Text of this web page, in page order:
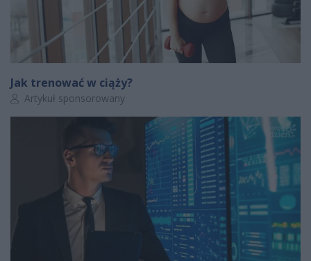
Jak trenować w ciąży?
Autor artykułu:
Artykuł sponsorowany